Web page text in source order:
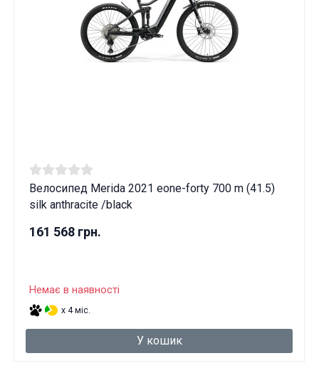
Велосипед Merida 2021 eone-forty 700 m (41.5)
silk anthracite /black
161 568 грн.
Немає в наявності
x 4 міс.
У кошик